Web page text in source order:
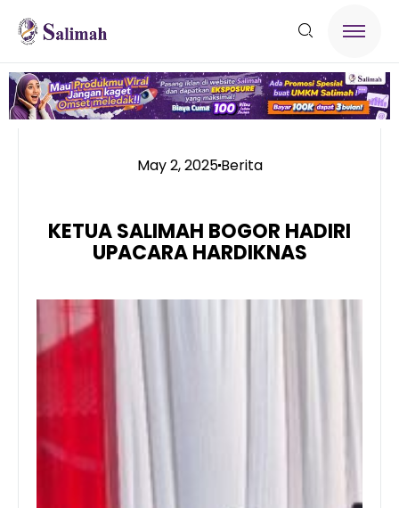
May 2, 2025Berita
KETUA SALIMAH BOGOR HADIRI
UPACARA HARDIKNAS